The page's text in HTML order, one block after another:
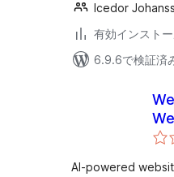
Icedor
有効インスト
6.9.6で検証済
AI-powered